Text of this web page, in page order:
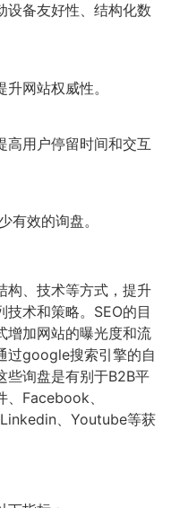
设备友好性、结构化数
网站权威性。
高用户停留时间和交互
有效的询盘。
构、技术等方式，提升
术和策略。SEO的目
增加网站的曝光度和流
过google搜索引擎的自
些询盘是有别于B2B平
、Facebook、
、Youtube等获